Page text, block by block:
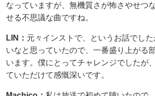
なっていますが、無機質さが怖さやせつ
せる不思議な曲ですね。
LIN： 元々インストで、というお話でし
いなと思っていたので、一番盛り上がる
います。僕にとってチャレンジでしたが
ていただけて感慨深いです。